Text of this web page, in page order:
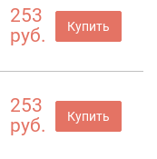
253
руб.
Купить
253
руб.
Купить